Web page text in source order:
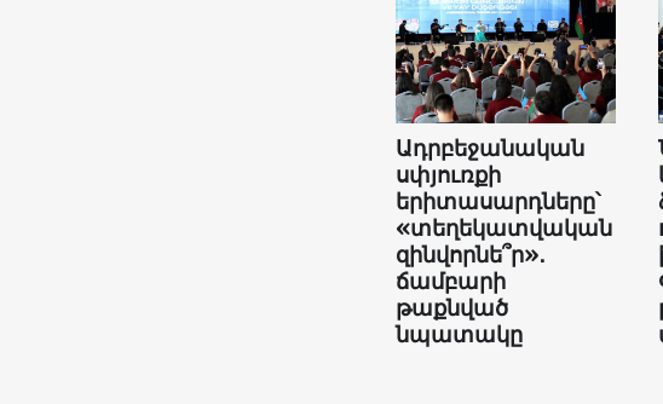
Ադրբեջանական
սփյուռքի
երիտասարդները՝
«տեղեկատվական
զինվորնե՞ր»․
ճամբարի
թաքնված
նպատակը